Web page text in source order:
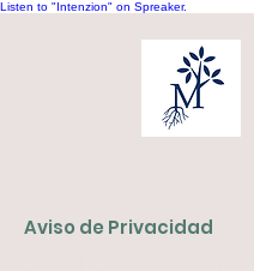
Listen to "Intenzion" on Spreaker.
Aviso de Privacidad